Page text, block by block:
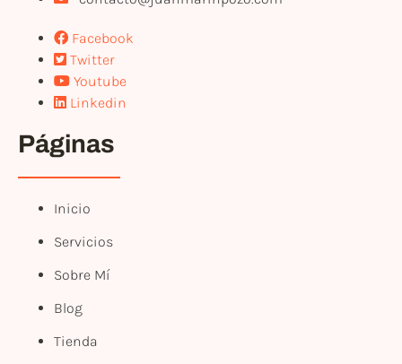
Facebook
Twitter
Youtube
Linkedin
Páginas
Inicio
Servicios
Sobre Mí
Blog
Tienda